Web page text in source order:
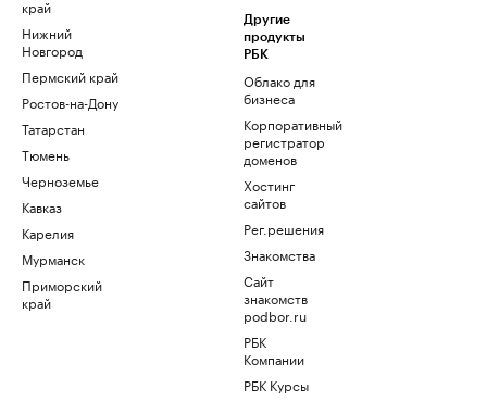
край
Нижний
Новгород
Пермский край
Ростов-на-Дону
Татарстан
Тюмень
Черноземье
Кавказ
Карелия
Мурманск
Приморский
край
Другие
продукты
РБК
Облако для
бизнеса
Корпоративный
регистратор
доменов
Хостинг
сайтов
Рег.решения
Знакомства
Сайт
знакомств
podbor.ru
РБК
Компании
РБК Курсы